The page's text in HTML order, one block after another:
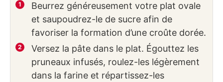
Beurrez généreusement votre plat ovale
et saupoudrez-le de sucre afin de
favoriser la formation d’une croûte dorée.
Versez la pâte dans le plat. Égouttez les
pruneaux infusés, roulez-les légèrement
dans la farine et répartissez-les